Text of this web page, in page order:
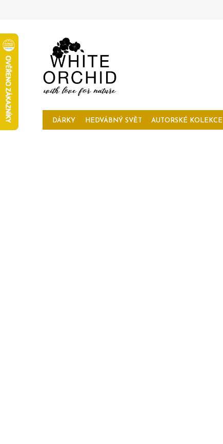
DÁRKY HEDVÁBNÝ SVĚT AUTORSKÉ KOLEKCE